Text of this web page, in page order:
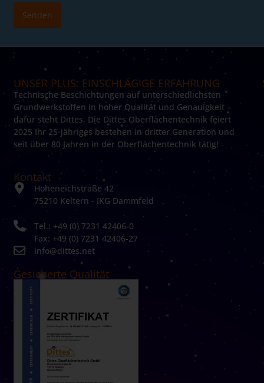
Senden
UNSER PLUS: EINSCHLÄGIGE ERFAHRUNG
Technische Beschichtungen auf unterschiedlichsten
Grundwerkstoffen in hoher Qualität und Genauigkeit –
dafür steht Dittes. Die Dittes Oberflächentechnik feiert
2025 Ihr 25-jähriges bestehen in dritter Generation und
seit über 80 Jahren in der Oberflächentechnik tätig!
Kontakt
Hoheneichstraße 42
75210 Keltern - IKG Dammfeld
Tel.: +49 (0) 7231 42406-0
Fax: +49 (0) 7231 42406-27
info@dittes.net
Gesicherte Qualität